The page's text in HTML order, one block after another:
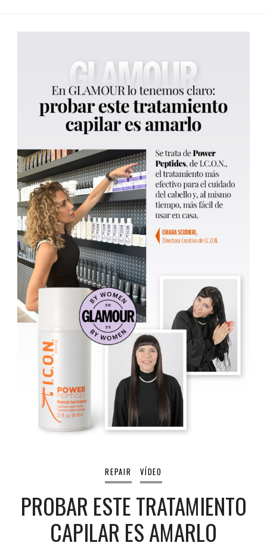
REPAIR VÍDEO
PROBAR ESTE TRATAMIENTO
CAPILAR ES AMARLO